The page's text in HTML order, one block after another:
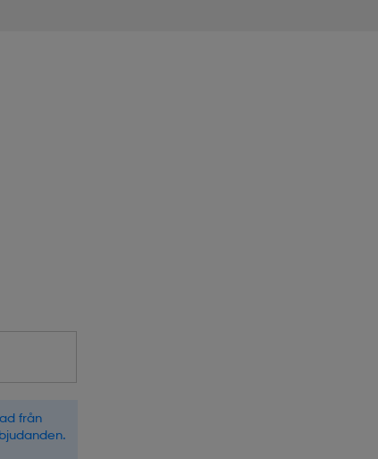
från